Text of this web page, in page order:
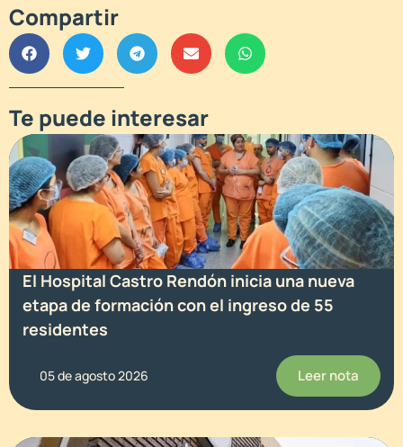
Compartir
Te puede interesar
El Hospital Castro Rendón inicia una nueva
etapa de formación con el ingreso de 55
residentes
05 de agosto 2026 Leer nota